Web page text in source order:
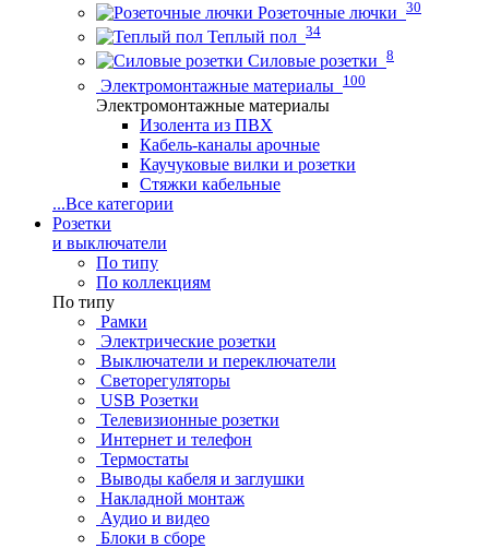
Розеточные лючки 30
Теплый пол 34
Силовые розетки 8
Электромонтажные материалы 100
Электромонтажные материалы
Изолента из ПВХ
Кабель-каналы арочные
Каучуковые вилки и розетки
Стяжки кабельные
...Все категории
Розетки
и выключатели
По типу
По коллекциям
По типу
Рамки
Электрические розетки
Выключатели и переключатели
Светорегуляторы
USB Розетки
Телевизионные розетки
Интернет и телефон
Термостаты
Выводы кабеля и заглушки
Накладной монтаж
Аудио и видео
Блоки в сборе